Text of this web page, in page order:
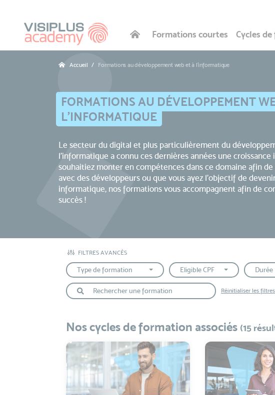
Formations courtes Cycles
Accueil Formations au développement web et à l'informatique
FORMATIONS AU DÉVELOPPEMENT
L'INFORMATIQUE
Le secteur du digital et plus particulièrement du
l'informatique a connu ces dernières années une croissance
souhaitiez monter en compétences dans ce domaine afin
avec des développeurs ou que vous ayez l'objectif de
informatique, nos formations vous accompagnent afin de
succès !
FILTRES AVANCÉS
Type de formation Eligible CPF Durée
Réinitialiser les filtres
Nos cycles de formation associés (15